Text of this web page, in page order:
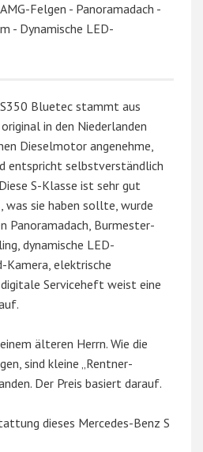
Felgen - Panoramadach -
- Dynamische LED-
Bluetec stammt aus
in den Niederlanden
Dieselmotor angenehme,
entspricht selbstverständlich
S-Klasse ist sehr gut
sie haben sollte, wurde
Panoramadach, Burmester-
dynamische LED-
Kamera, elektrische
Serviceheft weist eine
älteren Herrn. Wie die
sind kleine „Rentner-
Der Preis basiert darauf.
dieses Mercedes-Benz S